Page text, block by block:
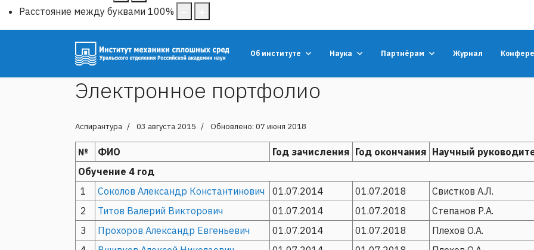
Расстояние между буквами 100%
Об институте Наука Партнёрам Журнал
Электронное портфолио
Аспирантура 03 августа 2015 Обновлено: 07 июня 2018
№ ФИО Год зачисления Год окончания Научный
Обучение 4 год
1
Соколов Александр Константинович 01.07.2014 01.07.2018
Свистков А.Л.
2
Титов Валерий Викторович 01.07.2014 01.07.2018
Степанов Р.А.
3
Прохоров Александр Евгеньевич 01.07.2014 01.07.2018
Плехов О.А.